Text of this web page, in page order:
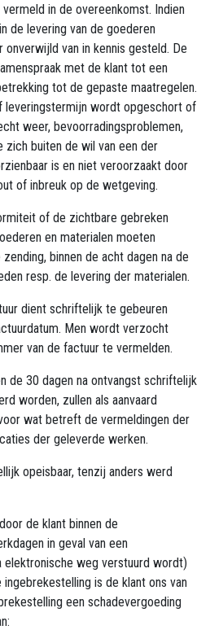
in de overeenkomst. Indien
de levering van de goederen
van in kennis gesteld. De
met de klant tot een
tot de gepaste maatregelen.
leveringstermijn wordt opgeschort of
weer, bevoorradingsproblemen,
zich buiten de wil van een der
is en niet veroorzaakt door
of inbreuk op de wetgeving.
of de zichtbare gebreken
en materialen moeten
binnen de acht dagen na de
resp. de levering der materialen.
dient schriftelijk te gebeuren
Men wordt verzocht
van de factuur te vermelden.
de 30 dagen na ontvangst schriftelijk
worden, zullen als aanvaard
wat betreft de vermeldingen der
der geleverde werken.
opeisbaar, tenzij anders werd
de klant binnen de
in geval van een
elektronische weg verstuurd wordt)
is de klant ons van
een schadevergoeding